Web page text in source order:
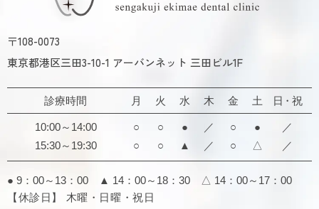
〒108-0073
東京都港区三田3-10-1 アーバンネット 三田ビル1F
診療時間 月 火 水 木 金 土 日・祝
10:00～14:00 ○ ○ ● ／ ○ ●
／
15:30～19:30
○ ○ ▲ ／ ○ △ ／
● 9：00～13：00 ▲ 14：00～18：30
△ 14：00～17：00
【休診日】 木曜・日曜・祝日